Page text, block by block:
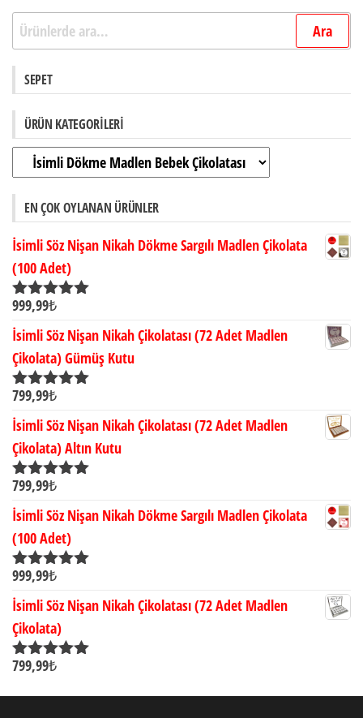
Ara: Ara
SEPET
ÜRÜN KATEGORILERI
EN ÇOK OYLANAN ÜRÜNLER
İsimli Söz Nişan Nikah Dökme Sargılı Madlen Çikolata
(100 Adet)
5 üzerinden
999,99₺
İsimli Söz Nişan Nikah Çikolatası (72 Adet Madlen
Çikolata) Gümüş Kutu
5 üzerinden
799,99₺
İsimli Söz Nişan Nikah Çikolatası (72 Adet Madlen
Çikolata) Altın Kutu
5 üzerinden
799,99₺
İsimli Söz Nişan Nikah Dökme Sargılı Madlen Çikolata
(100 Adet)
5 üzerinden
999,99₺
İsimli Söz Nişan Nikah Çikolatası (72 Adet Madlen
Çikolata)
5 üzerinden
799,99₺